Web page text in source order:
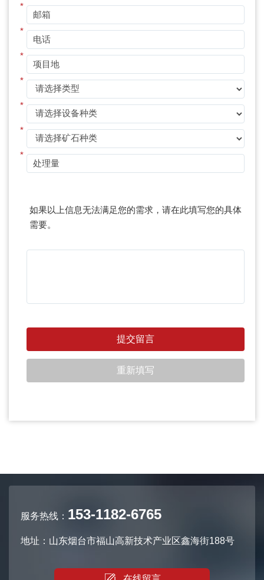
*
*
*
*
*
*
*
如果以上信息无法满足您的需求，请在此填写您的具体
需要。
服务热线： 153-1182-6765
地址：山东烟台市福山高新技术产业区鑫海街188号